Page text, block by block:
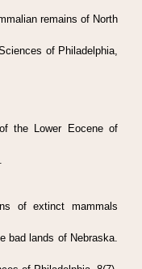
remains of North
of Philadelphia,
the Lower Eocene of
of extinct mammals
bad lands of Nebraska.